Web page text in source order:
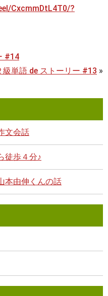
CxcmmDtL4T0/?
#14
級単語 de ストーリー #13 »
文会話
徒歩４分♪
本由伸くんの話